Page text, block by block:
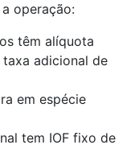
operação:
têm alíquota
adicional de
em espécie
tem IOF fixo de